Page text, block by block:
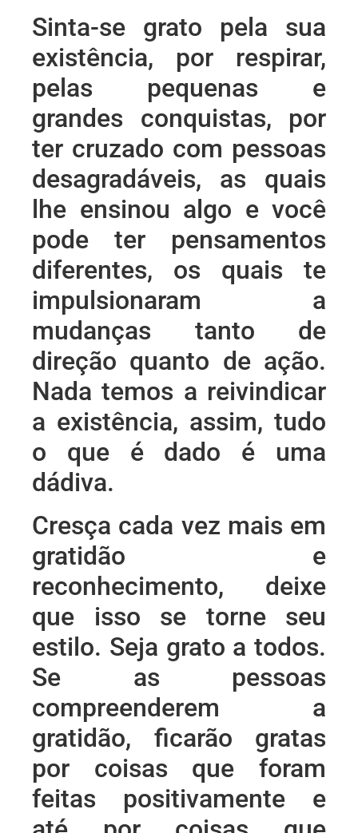
Sinta-se grato pela sua
existência, por respirar,
pelas pequenas e
grandes conquistas, por
ter cruzado com pessoas
desagradáveis, as quais
lhe ensinou algo e você
pode ter pensamentos
diferentes, os quais te
impulsionaram a
mudanças tanto de
direção quanto de ação.
Nada temos a reivindicar
a existência, assim, tudo
o que é dado é uma
dádiva.
Cresça cada vez mais em
gratidão e
reconhecimento, deixe
que isso se torne seu
estilo. Seja grato a todos.
Se as pessoas
compreenderem a
gratidão, ficarão gratas
por coisas que foram
feitas positivamente e